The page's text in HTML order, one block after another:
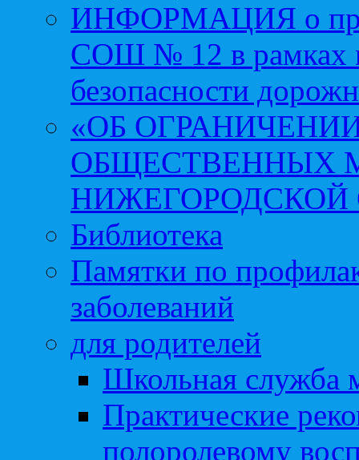
ИНФОРМАЦИЯ о
СОШ № 12 в рамках
безопасности
«ОБ
ОБЩЕСТВЕННЫХ
НИЖЕГОРОДСКОЙ
Библиотека
Памятки по
заболеваний
для родителей
Школьная служба
Практические
полоролевому